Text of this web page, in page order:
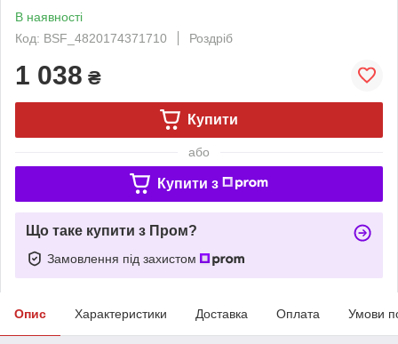
В наявності
Код: BSF_4820174371710
Роздріб
1 038 ₴
Купити
або
Купити з
Що таке купити з Пром?
Замовлення під захистом
Опис Характеристики Доставка Оплата Умови